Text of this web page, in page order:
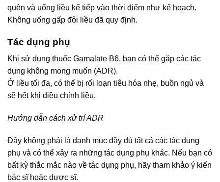
quên và uống liều kế tiếp vào thời điểm như kế hoạch.
Không uống gấp đôi liều đã quy định.
Tác dụng phụ
Khi sử dụng thuốc Gamalate B6, bạn có thể gặp các tác
dụng không mong muốn (ADR).
Ở liều tối đa, có thể bị rối loạn tiêu hóa nhẹ, buồn ngủ và
sẽ hết khi điều chỉnh liều.
Hướng dẫn cách xử trí ADR
Đây không phải là danh mục đầy đủ tất cả các tác dụng
phụ và có thể xảy ra những tác dụng phụ khác. Nếu bạn có
bất kỳ thắc mắc nào về tác dụng phụ, hãy tham khảo ý kiến
bác sĩ hoặc dược sĩ.